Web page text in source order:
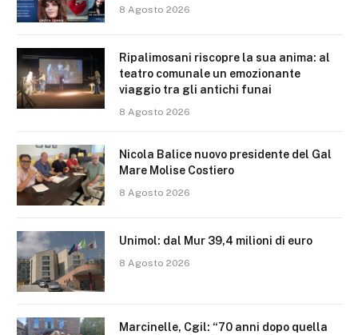
8 Agosto 2026
Ripalimosani riscopre la sua anima: al
teatro comunale un emozionante
viaggio tra gli antichi funai
8 Agosto 2026
Nicola Balice nuovo presidente del Gal
Mare Molise Costiero
8 Agosto 2026
Unimol: dal Mur 39,4 milioni di euro
8 Agosto 2026
Marcinelle, Cgil: “70 anni dopo quella